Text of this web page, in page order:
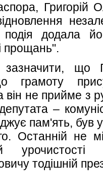
Григорій
подія додала
прощань".
що
грамоту
він не прийме з
–
пам'ять, був
Останній не
тодішній